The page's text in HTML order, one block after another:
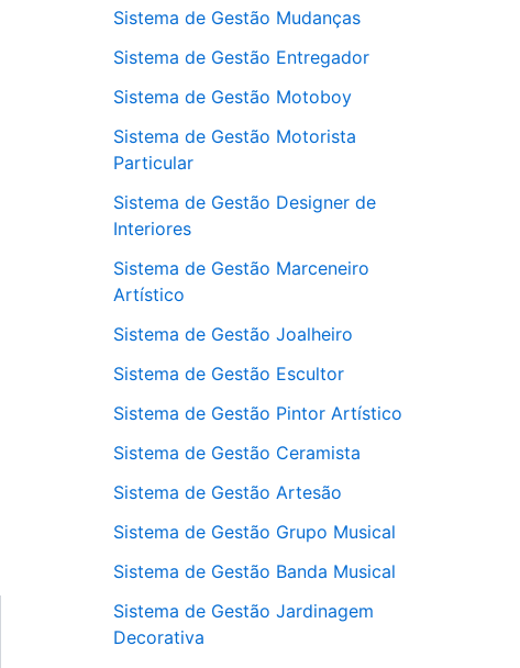
Sistema de Gestão Mudanças
Sistema de Gestão Entregador
Sistema de Gestão Motoboy
Sistema de Gestão Motorista
Particular
Sistema de Gestão Designer de
Interiores
Sistema de Gestão Marceneiro
Artístico
Sistema de Gestão Joalheiro
Sistema de Gestão Escultor
Sistema de Gestão Pintor Artístico
Sistema de Gestão Ceramista
Sistema de Gestão Artesão
Sistema de Gestão Grupo Musical
Sistema de Gestão Banda Musical
Sistema de Gestão Jardinagem
Decorativa